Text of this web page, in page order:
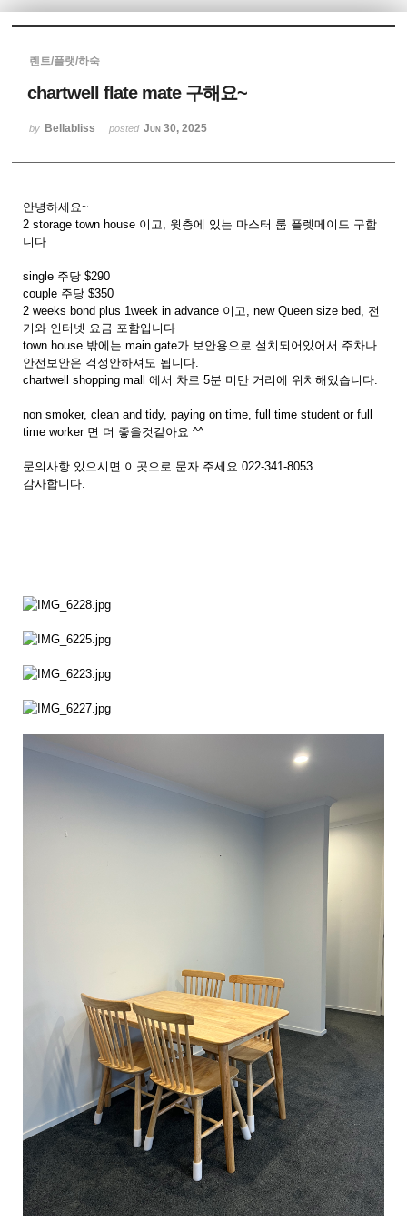
렌트/플랫/하숙
chartwell flate mate 구해요~
by Bellabliss posted Jun 30, 2025
안녕하세요~
2 storage town house 이고, 윗층에 있는 마스터 룸 플렛메이드 구합
니다
single 주당 $290
couple 주당 $350
2 weeks bond plus 1week in advance 이고, new Queen size bed, 전
기와 인터넷 요금 포함입니다
town house 밖에는 main gate가 보안용으로 설치되어있어서 주차나
안전보안은 걱정안하셔도 됩니다.
chartwell shopping mall 에서 차로 5분 미만 거리에 위치해있습니다.
non smoker, clean and tidy, paying on time, full time student or full
time worker 면 더 좋을것같아요 ^^
문의사항 있으시면 이곳으로 문자 주세요 022-341-8053
감사합니다.
Sketchbook5, 스케치북5
Sketchbook5, 스케치북5